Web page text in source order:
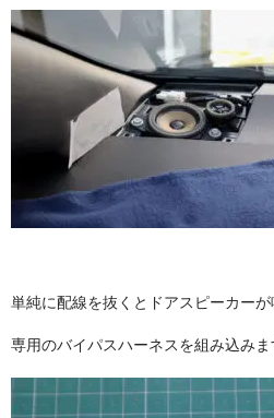
単純に配線を抜くとドアスピーカー
専用のバイパスハーネスを組み込みま